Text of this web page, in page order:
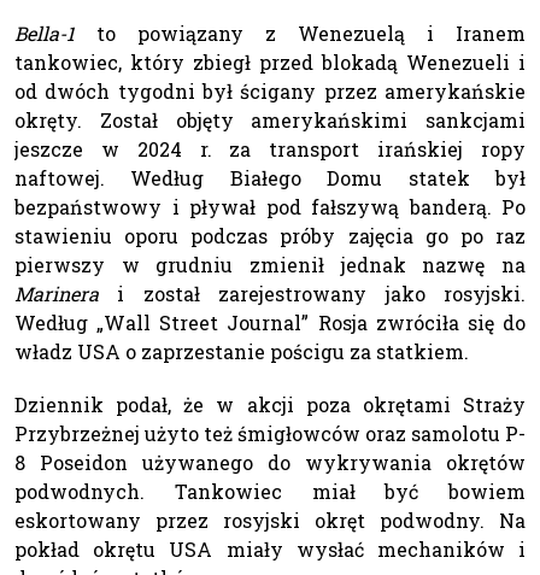
Bella-1 to powiązany z Wenezuelą i Iranem
tankowiec, który zbiegł przed blokadą Wenezueli i
od dwóch tygodni był ścigany przez amerykańskie
okręty. Został objęty amerykańskimi sankcjami
jeszcze w 2024 r. za transport irańskiej ropy
naftowej. Według Białego Domu statek był
bezpaństwowy i pływał pod fałszywą banderą. Po
stawieniu oporu podczas próby zajęcia go po raz
pierwszy w grudniu zmienił jednak nazwę na
Marinera i został zarejestrowany jako rosyjski.
Według „Wall Street Journal” Rosja zwróciła się do
władz USA o zaprzestanie pościgu za statkiem.
Dziennik podał, że w akcji poza okrętami Straży
Przybrzeżnej użyto też śmigłowców oraz samolotu P-
8 Poseidon używanego do wykrywania okrętów
podwodnych. Tankowiec miał być bowiem
eskortowany przez rosyjski okręt podwodny. Na
pokład okrętu USA miały wysłać mechaników i